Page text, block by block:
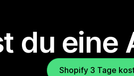
du eine
Shopify 3 Tage